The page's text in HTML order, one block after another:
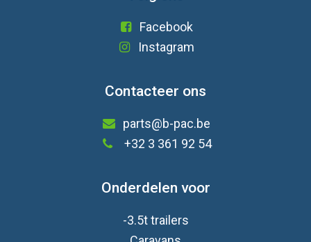
Facebook
Instagram
Contacteer ons
parts@b-pac.be
+32 3 361 92 54
Onderdelen voor
-3.5t trailers